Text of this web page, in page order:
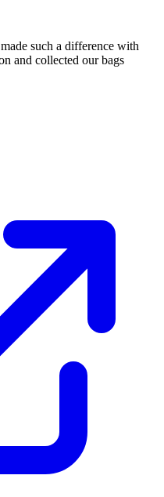
such a difference with
and collected our bags